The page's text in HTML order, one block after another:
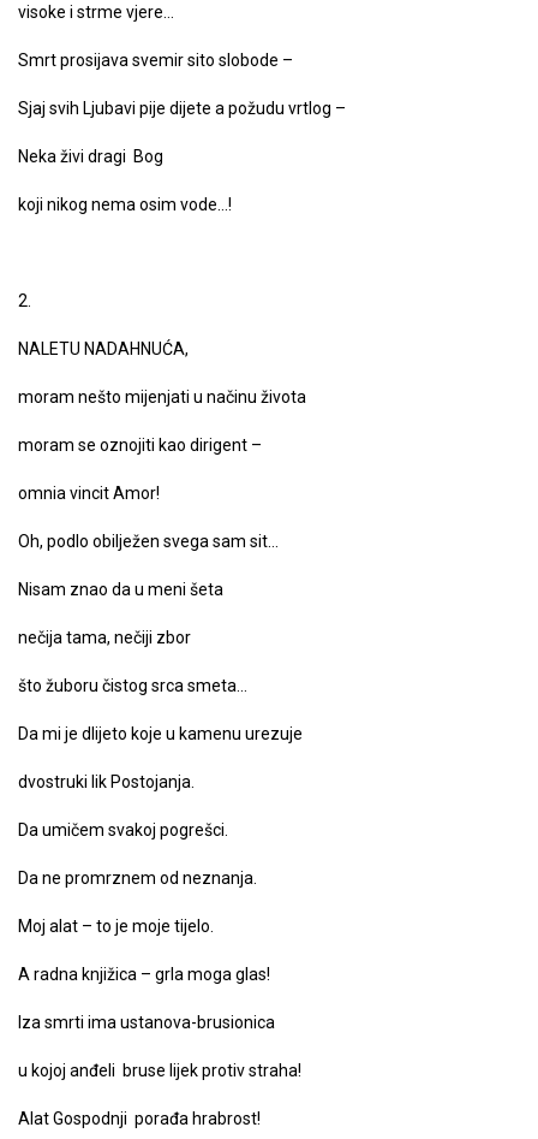
visoke i strme vjere…
Smrt prosijava svemir sito slobode –
Sjaj svih Ljubavi pije dijete a požudu vrtlog –
Neka živi dragi Bog
koji nikog nema osim vode…!
2.
NALETU NADAHNUĆA,
moram nešto mijenjati u načinu života
moram se oznojiti kao dirigent –
omnia vincit Amor!
Oh, podlo obilježen svega sam sit…
Nisam znao da u meni šeta
nečija tama, nečiji zbor
što žuboru čistog srca smeta…
Da mi je dlijeto koje u kamenu urezuje
dvostruki lik Postojanja.
Da umičem svakoj pogrešci.
Da ne promrznem od neznanja.
Moj alat – to je moje tijelo.
A radna knjižica – grla moga glas!
Iza smrti ima ustanova-brusionica
u kojoj anđeli bruse lijek protiv straha!
Alat Gospodnji porađa hrabrost!